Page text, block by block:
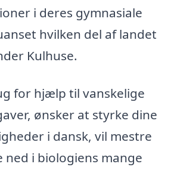
i deres gymnasiale
hvilken del af landet
Kulhuse.
for hjælp til vanskelige
ønsker at styrke dine
i dansk, vil mestre
ned i biologiens mange